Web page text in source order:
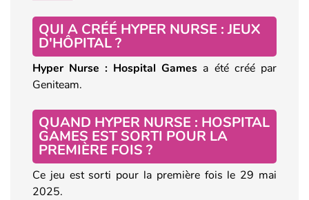
QUI A CRÉÉ HYPER NURSE : JEUX
D'HÔPITAL ?
Hyper Nurse : Hospital Games a été créé par
Geniteam.
QUAND HYPER NURSE : HOSPITAL
GAMES EST SORTI POUR LA
PREMIÈRE FOIS ?
Ce jeu est sorti pour la première fois le 29 mai
2025.